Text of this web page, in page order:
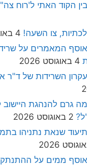
הקוד האתי ל'רוח
צו השעה! 4 באוגוסט 2026
המאמרים על
4 באוגוסט 2026
השרידות של ד"ר
גרם להנהגת היישוב
2 באוגוסט 2026
שנאת נתניהו
אוסף ממים על